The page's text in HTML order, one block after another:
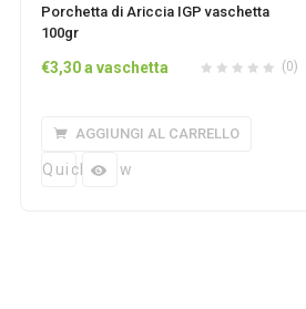
Porchetta di Ariccia IGP vaschetta
100gr
(0)
€3,30a vaschetta
AGGIUNGI AL CARRELLO
Quick view